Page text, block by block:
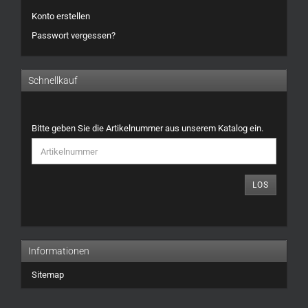
Konto erstellen
Passwort vergessen?
Schnellkauf
BITTE
GEBEN
SIE
DIE
EIN.
Bitte geben Sie die Artikelnummer aus unserem Katalog ein.
LOS
Informationen
Sitemap